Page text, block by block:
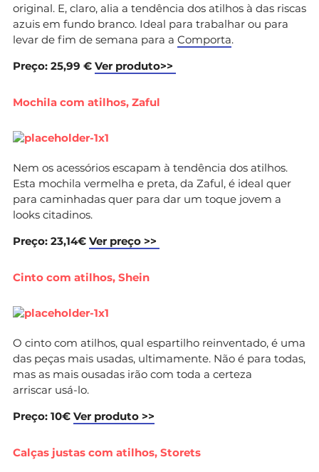
original. E, claro, alia a tendência dos atilhos à das riscas
azuis em fundo branco. Ideal para trabalhar ou para
levar de fim de semana para a Comporta.
Preço: 25,99 € Ver produto>>
Mochila com atilhos, Zaful
Nem os acessórios escapam à tendência dos atilhos.
Esta mochila vermelha e preta, da Zaful, é ideal quer
para caminhadas quer para dar um toque jovem a
looks citadinos.
Preço: 23,14€ Ver preço >>
Cinto com atilhos, Shein
O cinto com atilhos, qual espartilho reinventado, é uma
das peças mais usadas, ultimamente. Não é para todas,
mas as mais ousadas irão com toda a certeza
arriscar usá-lo.
Preço: 10€ Ver produto >>
Calças justas com atilhos, Storets